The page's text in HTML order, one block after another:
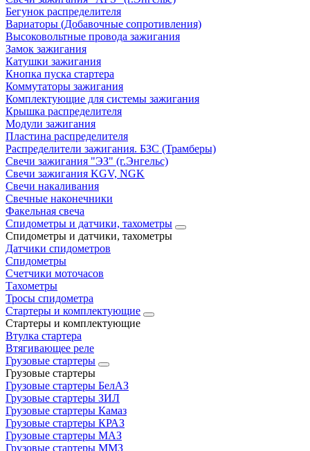
Бегунок распределителя
Вариаторы (Добавочные сопротивления)
Высоковольтные провода зажигания
Замок зажигания
Катушки зажигания
Кнопка пуска стартера
Коммутаторы зажигания
Комплектующие для системы зажигания
Крышка распределителя
Модули зажигания
Пластина распределителя
Распределители зажигания. БЗС (Трамберы)
Свечи зажигания "ЭЗ" (г.Энгельс)
Свечи зажигания KGV, NGK
Свечи накаливания
Свечные наконечники
Факельная свеча
Спидометры и датчики, тахометры
Спидометры и датчики, тахометры
Датчики спидометров
Спидометры
Счетчики моточасов
Тахометры
Тросы спидометра
Стартеры и комплектующие
Стартеры и комплектующие
Втулка стартера
Втягивающее реле
Грузовые стартеры
Грузовые стартеры
Грузовые стартеры БелАЗ
Грузовые стартеры ЗИЛ
Грузовые стартеры Камаз
Грузовые стартеры КРАЗ
Грузовые стартеры МАЗ
Грузовые стартеры ММЗ